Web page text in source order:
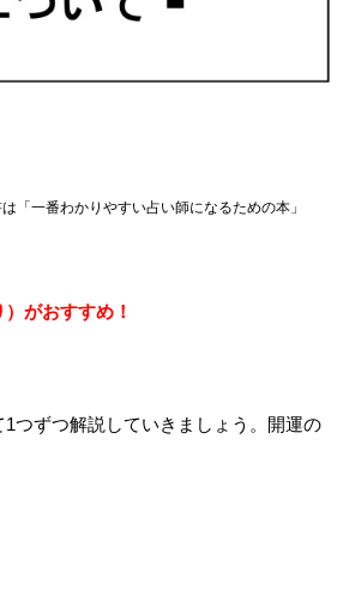
「一番わかりやすい占い師になるための本」
がおすすめ！
つずつ解説していきましょう。開運の